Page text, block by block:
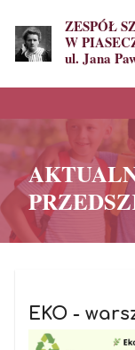
ZESPÓŁ
W
ul. Jana
EKO -